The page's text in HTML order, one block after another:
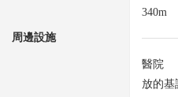
周邊設施
340m
醫院
放的基